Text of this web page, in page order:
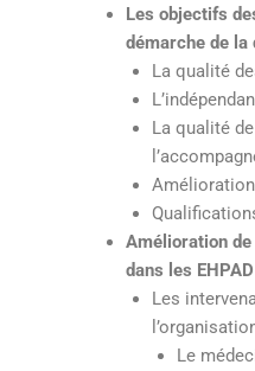
Les objectifs
démarche de la
La qualité
La qualité
Amélioration
dans les EHPAD
Les
Le